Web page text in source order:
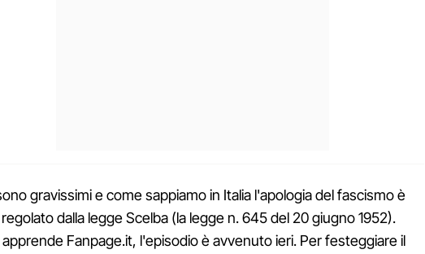
gravissimi e come sappiamo in Italia l'apologia del fascismo è
dalla legge Scelba (la legge n. 645 del 20 giugno 1952).
Fanpage.it, l'episodio è avvenuto ieri. Per festeggiare il